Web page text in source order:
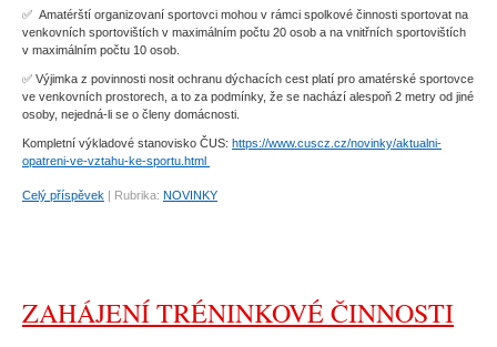
✅ Amatérští organizovaní sportovci mohou v rámci spolkové činnosti sportovat na
venkovních sportovištích v maximálním počtu 20 osob a na vnitřních sportovištích
v maximálním počtu 10 osob.
✅ Výjimka z povinnosti nosit ochranu dýchacích cest platí pro amatérské sportovce
ve venkovních prostorech, a to za podmínky, že se nachází alespoň 2 metry od jiné
osoby, nejedná-li se o členy domácnosti.
Kompletní výkladové stanovisko ČUS: https://www.cuscz.cz/novinky/aktualni-
opatreni-ve-vztahu-ke-sportu.html
Celý příspěvek | Rubrika: NOVINKY
ZAHÁJENÍ TRÉNINKOVÉ ČINNOSTI